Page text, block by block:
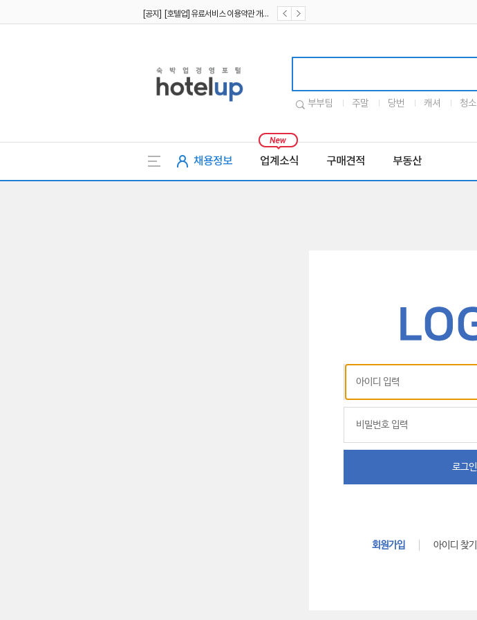
[공지] [호텔업] 유료서비스 이용약관 개정본2 (19.09.02)
부부팀 주말 당번 캐셔 청소
채용정보 업계소식 구매견적 부동산
로그인
회원가입 아이디 찾기